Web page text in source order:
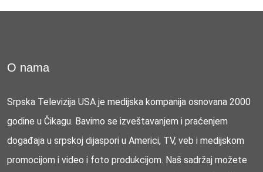
O nama
Srpska Televizija USA je medijska kompanija osnovana 2000
godine u Čikagu. Bavimo se izveštavanjem i praćenjem
događaja u srpskoj dijaspori u Americi, TV, veb i medijskom
promocijom i video i foto produkcijom. Naš sadržaj možete